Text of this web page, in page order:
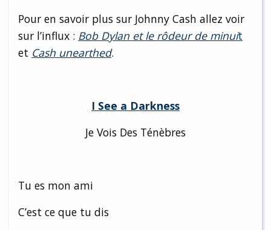
Pour en savoir plus sur Johnny Cash allez voir
sur l’influx : Bob Dylan et le rôdeur de minuit
et Cash unearthed.
I See a Darkness
Je Vois Des Ténèbres
Tu es mon ami
C’est ce que tu dis